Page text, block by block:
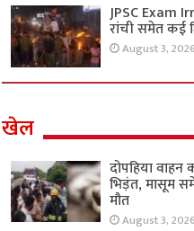
JPSC Exam
रांची समेत कई
August 3, 2026
खेल
दोपहिया
भिड़ंत, मासूम
मौत
August 3, 2026